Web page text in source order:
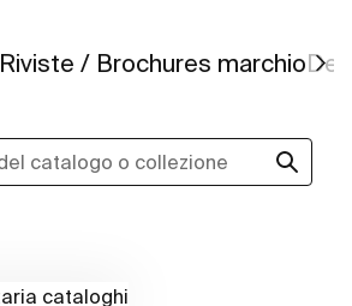
Riviste / Brochures marchio